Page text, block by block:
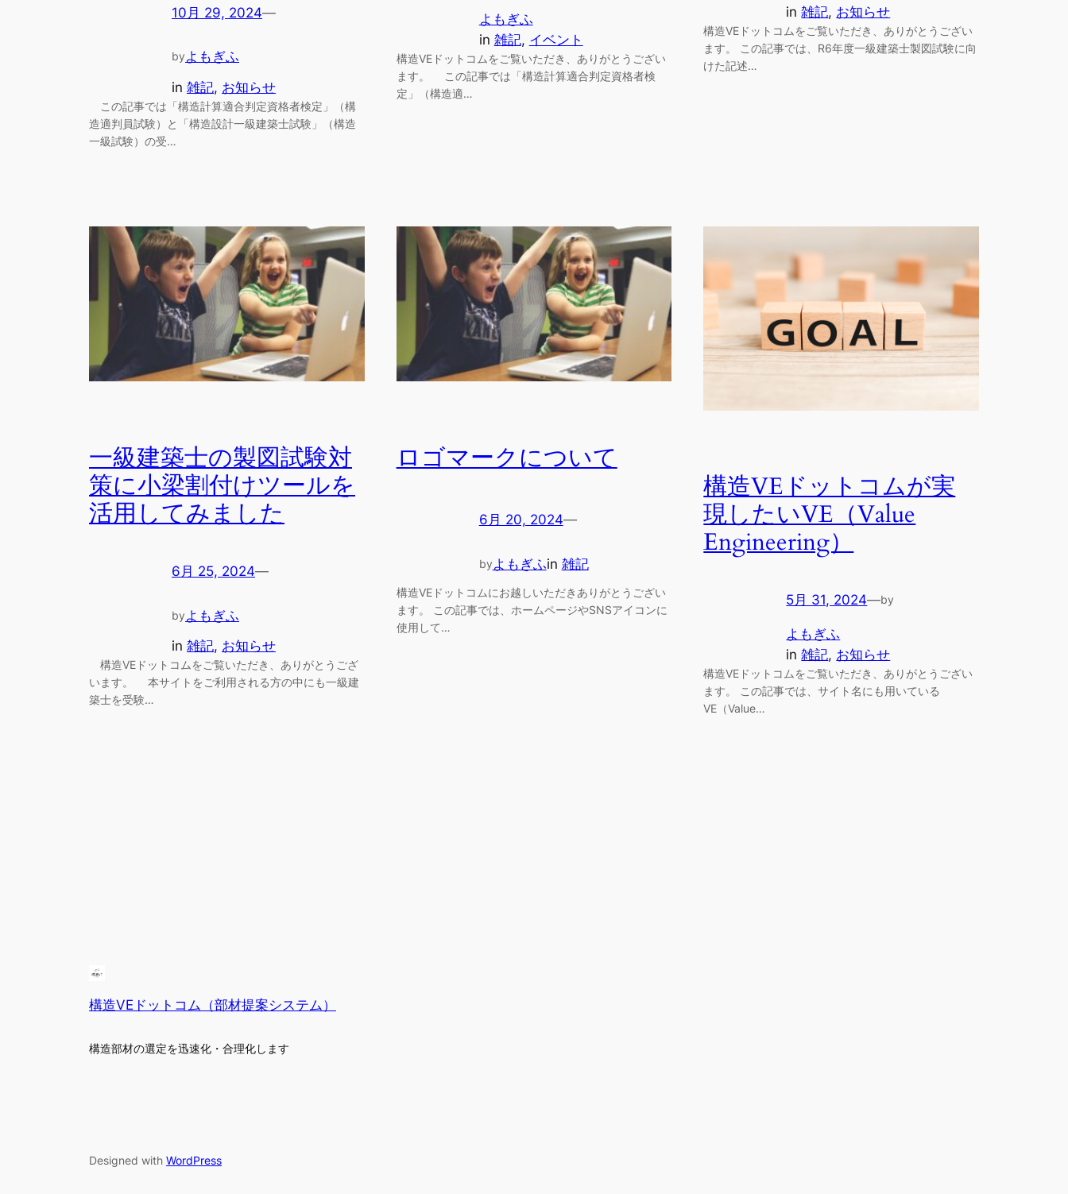
10月 29, 2024—
byよもぎふ
in 雑記, お知らせ
この記事では「構造計算適合判定資格者検定」（構
造適判員試験）と「構造設計一級建築士試験」（構造
一級試験）の受…
よもぎふ
in 雑記, イベント
構造VEドットコムをご覧いただき、ありがとうござい
ます。 この記事では「構造計算適合判定資格者検
定」（構造適…
in雑記, お知らせ
構造VEドットコムをご覧いただき、ありがとうござい
ます。 この記事では、R6年度一級建築士製図試験に向
けた記述…
一級建築士の製図試験対
策に小梁割付けツールを
活用してみました
6月 25, 2024—
byよもぎふ
in 雑記, お知らせ
構造VEドットコムをご覧いただき、ありがとうござ
います。 本サイトをご利用される方の中にも一級建
築士を受験…
ロゴマークについて
6月 20, 2024—
byよもぎふin 雑記
構造VEドットコムにお越しいただきありがとうござい
ます。 この記事では、ホームページやSNSアイコンに
使用して…
構造VEドットコムが実
現したいVE（Value
Engineering）
5月 31, 2024—by
よもぎふ
in雑記, お知らせ
構造VEドットコムをご覧いただき、ありがとうござい
ます。 この記事では、サイト名にも用いている
VE（Value…
構造VEドットコム（部材提案システム）
構造部材の選定を迅速化・合理化します
Designed with WordPress